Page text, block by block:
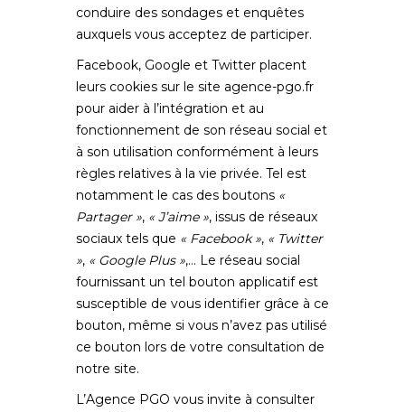
conduire des sondages et enquêtes
auxquels vous acceptez de participer.
Facebook, Google et Twitter placent
leurs cookies sur le site agence-pgo.fr
pour aider à l’intégration et au
fonctionnement de son réseau social et
à son utilisation conformément à leurs
règles relatives à la vie privée. Tel est
notamment le cas des boutons «
Partager », « J’aime », issus de réseaux
sociaux tels que « Facebook », « Twitter
», « Google Plus »,… Le réseau social
fournissant un tel bouton applicatif est
susceptible de vous identifier grâce à ce
bouton, même si vous n’avez pas utilisé
ce bouton lors de votre consultation de
notre site.
L’Agence PGO vous invite à consulter